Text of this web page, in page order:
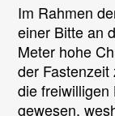
Im Rahmen
einer Bitte an
Meter hohe
der
die freiwilligen
gewesen,